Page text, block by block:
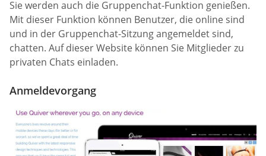
Sie werden auch die Gruppenchat-Funktion genießen.
Mit dieser Funktion können Benutzer, die online sind
und in der Gruppenchat-Sitzung angemeldet sind,
chatten. Auf dieser Website können Sie Mitglieder zu
privaten Chats einladen.
Anmeldevorgang